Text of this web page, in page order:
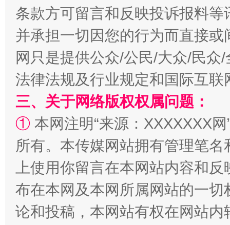
阿坝州三大球赛在茂县开幕
条款方可留言和反映投诉报料
并承担一切因您的行为而直接
网只是提供公众/公民/大众/民
法律法规及行业规定和国际互
三、关于网络版权权属问题：
① 本网注明“来源：XXXXXXX
所有。本传媒网站拥有管理笔
上使用你留言在本网站内容和
布在本网及本网所属网站的一
论和投稿，本网站有权在网站